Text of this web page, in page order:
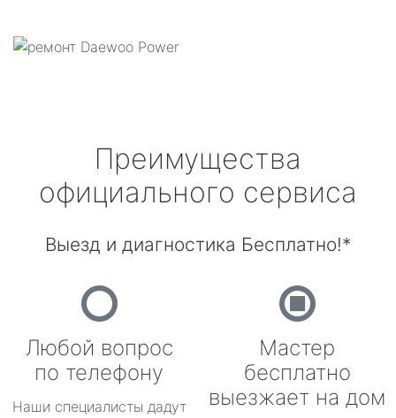
Преимущества
официального сервиса
Выезд и диагностика Бесплатно!*
Любой вопрос
по телефону
Наши специалисты дадут
Мастер
бесплатно
выезжает на дом